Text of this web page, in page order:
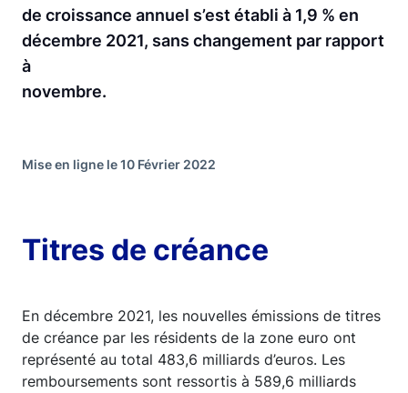
de croissance annuel s’est établi à 1,9 % en
décembre 2021, sans changement par rapport
à
novembre.
Mise en ligne le 10 Février 2022
Titres de créance
En décembre 2021, les nouvelles émissions de titres
de créance par les résidents de la zone euro ont
représenté au total 483,6 milliards d’euros. Les
remboursements sont ressortis à 589,6 milliards